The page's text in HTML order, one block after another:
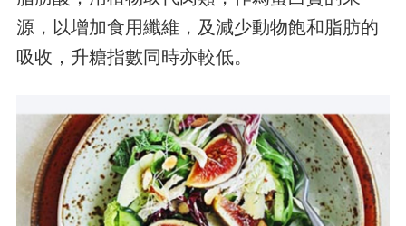
源，以增加食用纖維，及減少動物飽和脂肪的
吸收，升糖指數同時亦較低。